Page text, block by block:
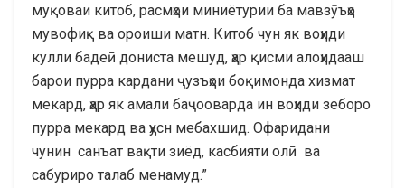
муқоваи китоб, расмҳои миниётурии ба мавзӯъҳо
мувофиқ ва ороиши матн. Китоб чун як воҳиди
кулли бадеӣ дониста мешуд, ҳар қисми алоҳидааш
барои пурра кардани ҷузъҳои боқимонда хизмат
мекард, ҳар як амали баҷооварда ин воҳиди зеборо
пурра мекард ва ҳусн мебахшид. Офаридани
чунин санъат вақти зиёд, касбияти олӣ ва
сабуриро талаб менамуд.”